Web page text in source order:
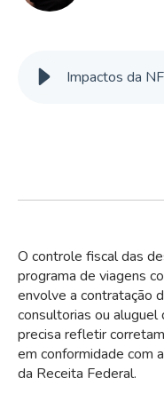
O controle fiscal das
programa de viagens
envolve a contratação
consultorias ou
precisa refletir
em conformidade com
da Receita Federal.